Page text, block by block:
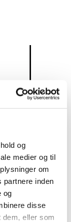
og
medier og til
om
partnere inden
og
disse
dem, eller som
dag 7
Følg med i,